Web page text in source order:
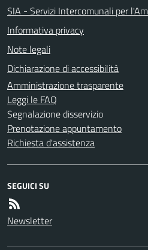
SIA - Servizi Intercomunali per
Informativa privacy
Note legali
Dichiarazione di accessibilità
Amministrazione trasparente
Leggi le FAQ
Segnalazione disservizio
Prenotazione appuntamento
Richiesta d'assistenza
SEGUICI SU
Newsletter